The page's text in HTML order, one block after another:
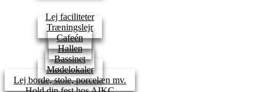
Lej faciliteter
Træningslejr
Cafeén
Hallen
Bassinet
Mødelokaler
Lej borde, stole, porcelæn mv.